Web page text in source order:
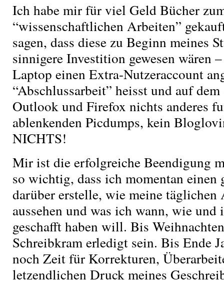
Ich habe mir für viel Geld Bücher
“wissenschaftlichen Arbeiten”
sagen, dass diese zu Beginn meines
sinnigere Investition gewesen wären
Laptop einen Extra-Nutzeraccount
“Abschlussarbeit” heisst und auf
Outlook und Firefox nichts anderes
ablenkenden Picdumps, kein
NICHTS!
Mir ist die erfolgreiche Beendigung
so wichtig, dass ich momentan einen
darüber erstelle, wie meine täglichen
aussehen und was ich wann, wie und
geschafft haben will. Bis
Schreibkram erledigt sein. Bis Ende
noch Zeit für Korrekturen,
letzendlichen Druck meines